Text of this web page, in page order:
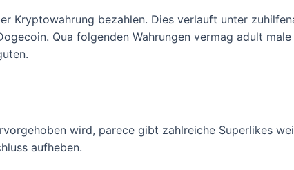
Kryptowahrung bezahlen. Dies verlauft unter
Qua folgenden Wahrungen vermag adult
wird, parece gibt zahlreiche Superlikes
aufheben.